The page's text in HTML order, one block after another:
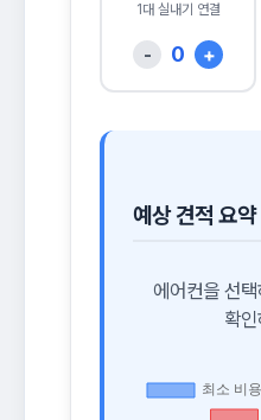
1대 실내기 연결
- 0 +
예상 견적 요약
에어컨을 선
확